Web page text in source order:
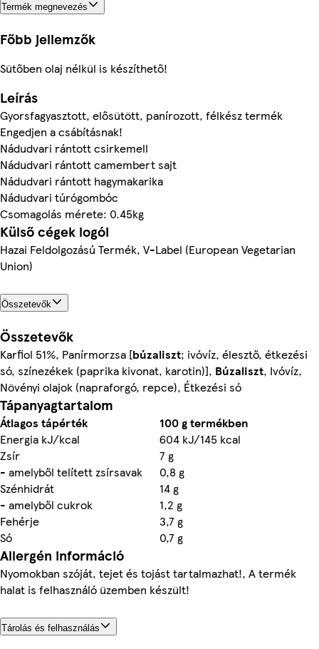
Termék megnevezés
Főbb jellemzők
Sütőben olaj nélkül is készíthető!
Leírás
Gyorsfagyasztott, elősütött, panírozott, félkész termék
Engedjen a csábításnak!
Nádudvari rántott csirkemell
Nádudvari rántott camembert sajt
Nádudvari rántott hagymakarika
Nádudvari túrógombóc
Csomagolás mérete: 0.45kg
Külső cégek logói
Hazai Feldolgozású Termék, V-Label (European Vegetarian
Union)
Összetevők
Összetevők
Karfiol 51%, Panírmorzsa [búzaliszt; ivóvíz, élesztő, étkezési
só, színezékek (paprika kivonat, karotin)], Búzaliszt, Ivóvíz,
Növényi olajok (napraforgó, repce), Étkezési só
Tápanyagtartalom
Átlagos tápérték
100 g termékben
Energia kJ/kcal
604 kJ/145 kcal
Zsír
7 g
- amelyből telített zsírsavak
0,8 g
Szénhidrát
14 g
- amelyből cukrok
1,2 g
Fehérje
3,7 g
Só
0,7 g
Allergén információ
Nyomokban szóját, tejet és tojást tartalmazhat!, A termék
halat is felhasználó üzemben készült!
Tárolás és felhasználás